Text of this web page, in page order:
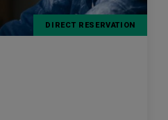
DIRECT RESERVATION